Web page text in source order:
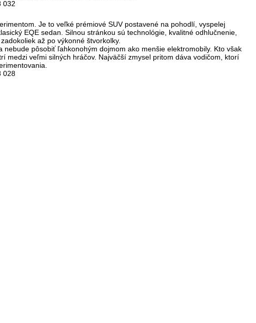
Je to veľké prémiové SUV postavené na pohodlí, vyspelej
EQE sedan. Silnou stránkou sú technológie, kvalitné odhlučnenie,
až po výkonné štvorkolky.
pôsobiť ľahkonohým dojmom ako menšie elektromobily. Kto však
medzi veľmi silných hráčov. Najväčší zmysel pritom dáva vodičom, ktorí